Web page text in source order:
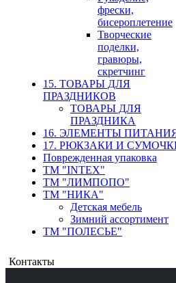
фрески,
бисероплетение
Творческие
поделки,
гравюры,
скретчинг
15. ТОВАРЫ ДЛЯ
ПРАЗДНИКОВ
ТОВАРЫ ДЛЯ
ПРАЗДНИКА
16. ЭЛЕМЕНТЫ
17. РЮКЗАКИ И
Поврежденная упаковка
ТМ "INTEX"
ТМ "ЛИМПОПО"
ТМ "НИКА"
Детская мебель
Зимний ассортимент
ТМ "ПОЛЕСЬЕ"
Контакты